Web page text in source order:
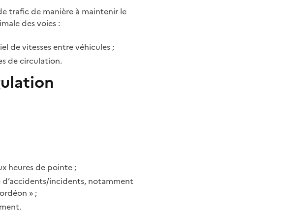
trafic de manière à maintenir le
des voies :
de vitesses entre véhicules ;
de circulation.
heures de pointe ;
d’accidents/incidents, notamment
» ;